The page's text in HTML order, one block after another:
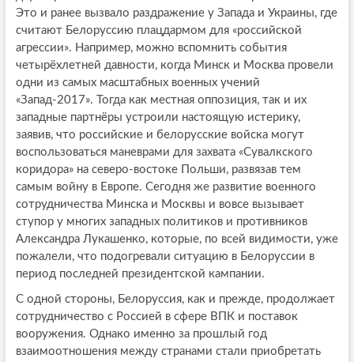
Это и ранее вызвало раздражение у Запада и Украины, где
считают Белоруссию плацдармом для «российской
агрессии». Например, можно вспомнить события
четырёхлетней давности, когда Минск и Москва провели
одни из самых масштабных военных учений
«Запад-2017». Тогда как местная оппозиция, так и их
западные партнёры устроили настоящую истерику,
заявив, что российские и белорусские войска могут
воспользоваться маневрами для захвата «Сувалкского
коридора» на северо-востоке Польши, развязав тем
самым войну в Европе. Сегодня же развитие военного
сотрудничества Минска и Москвы и вовсе вызывает
ступор у многих западных политиков и противников
Александра Лукашенко, которые, по всей видимости, уже
пожалели, что подогревали ситуацию в Белоруссии в
период последней президентской кампании.
C одной стороны, Белоруссия, как и прежде, продолжает
сотрудничество с Россией в сфере ВПК и поставок
вооружения. Однако именно за прошлый год
взаимоотношения между странами стали приобретать